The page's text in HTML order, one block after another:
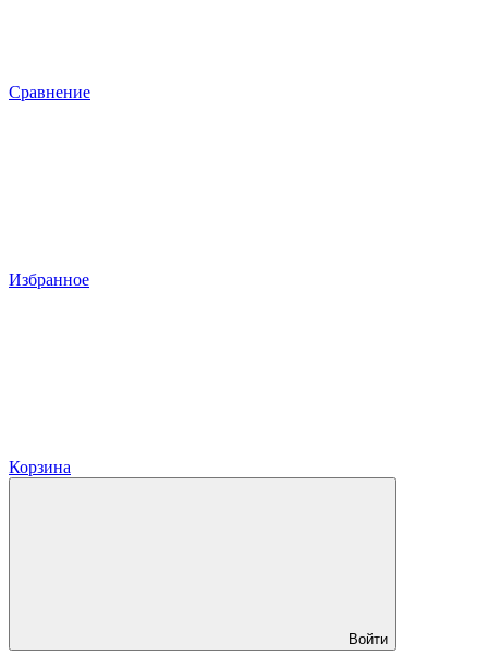
Сравнение
Избранное
Корзина
Войти